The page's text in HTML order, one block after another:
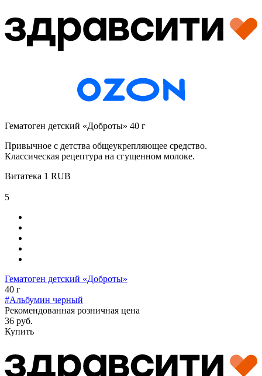
Гематоген детский «Доброты» 40 г
Привычное с детства общеукрепляющее средство.
Классическая рецептура на сгущенном молоке.
Витатека 1 RUB
5
Гематоген детский «Доброты»
40 г
#Альбумин черный
Рекомендованная розничная цена
36 руб.
Купить